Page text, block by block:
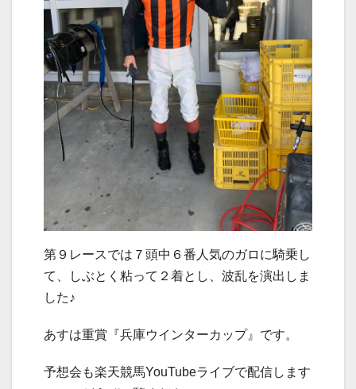
第９レースでは７頭中６番人気のガロに騎乗し
て、しぶとく粘って２着とし、波乱を演出しま
した♪
あすは重賞『兵庫ウインターカップ』です。
予想会も楽天競馬YouTubeライブで配信します